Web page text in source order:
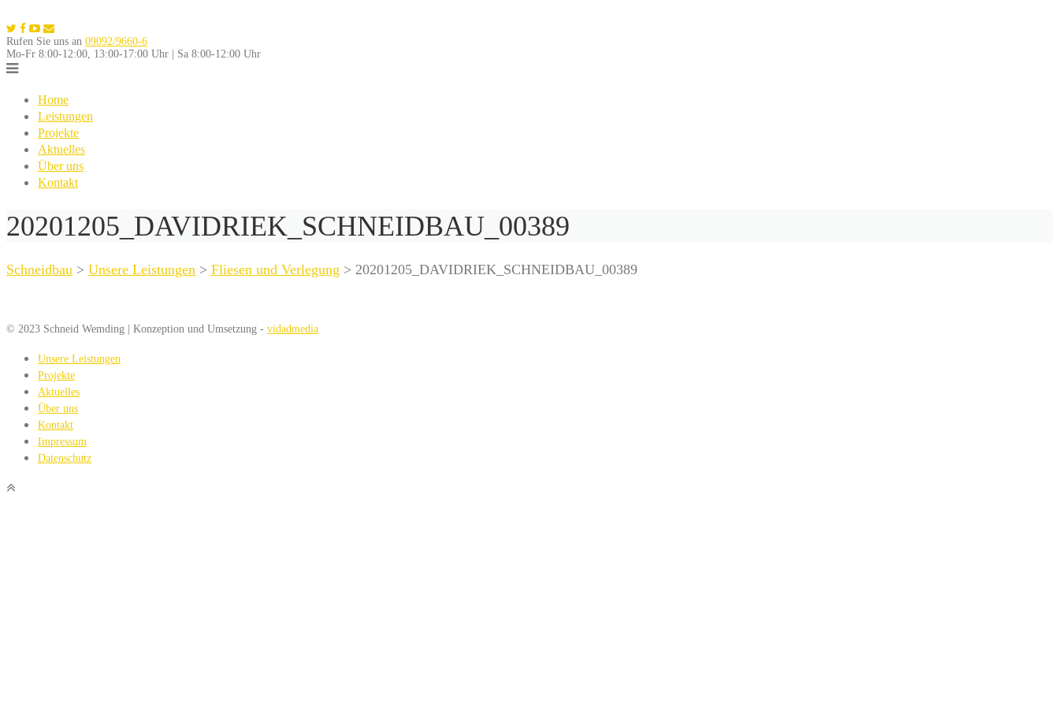
to
content
Rufen Sie uns an 09092/9660-6
Mo-Fr 8:00-12:00, 13:00-17:00 Uhr | Sa 8:00-12:00 Uhr
Home
Leistungen
Projekte
Aktuelles
Über uns
Kontakt
20201205_DAVIDRIEK_SCHNEIDBAU_00389
Schneidbau > Unsere Leistungen > Fliesen und Verlegung > 20201205_DAVIDRIEK_SCHNEIDBAU_00389
© 2023 Schneid Wemding | Konzeption und Umsetzung - vidadmedia
Unsere Leistungen
Projekte
Aktuelles
Über uns
Kontakt
Impressum
Datenschutz